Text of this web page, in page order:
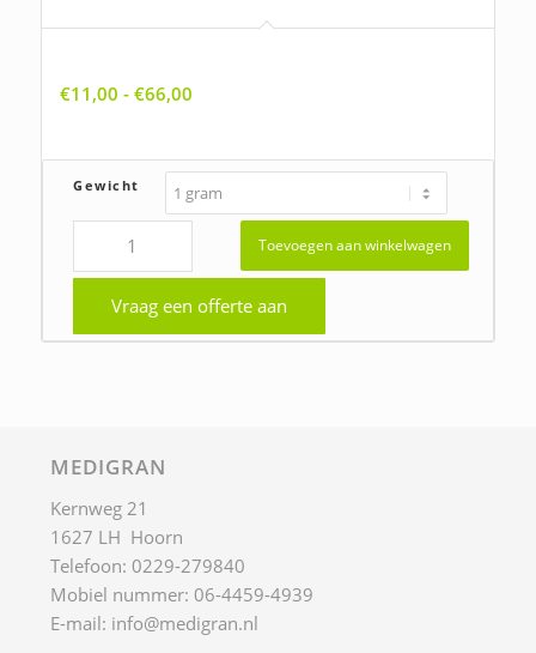
€11,00 - €66,00
€66,00
Gewicht
Toevoegen aan winkelwagen
Vraag een offerte aan
MEDIGRAN
Kernweg 21
1627 LH Hoorn
Telefoon: 0229-279840
Mobiel nummer: 06-4459-4939
E-mail: info@medigran.nl